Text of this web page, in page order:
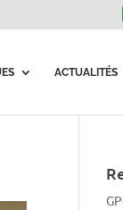
ACTUALITÉS